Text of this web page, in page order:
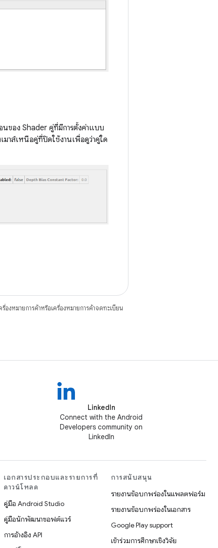
ของ Shader คู่ที่มีการตั้งค่าแบบ
มาส์เหนือคู่ที่ปิดใช้งานเพื่อดูว่าคู่ใด
องหมายการค้าหรือเครื่องหมายการค้าจดทะเบียน
LinkedIn
Connect with the Android
Developers community on
LinkedIn
เอกสารประกอบและรายการที่
ดาวน์โหลด
คู่มือ Android Studio
คู่มือนักพัฒนาซอฟต์แวร์
การอ้างอิง API
การสนับสนุน
รายงานข้อบกพร่องในแพลตฟอร์ม
รายงานข้อบกพร่องในเอกสาร
Google Play support
เข้าร่วมการศึกษาเชิงวิจัย